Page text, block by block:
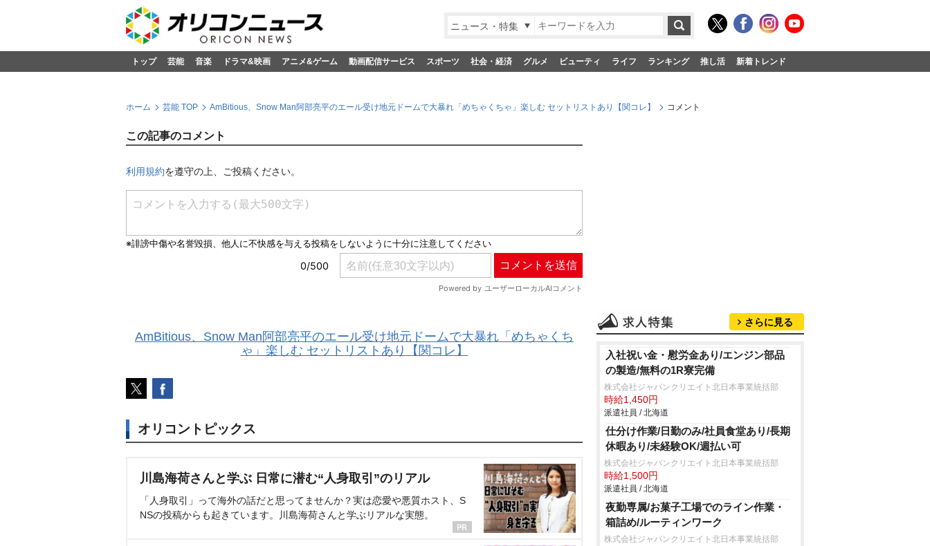
ニュース・特集
トップ 芸能 音楽 ドラマ&映画 アニメ&ゲーム 動画配信サービス スポーツ 社会・経済 グルメ ビューティ ライフ ランキング 推し活 新着トレンド
ホーム 芸能 TOP AmBitious、Snow Man阿部亮平のエール受け地元ドームで大暴れ「めちゃくちゃ」楽しむ セットリストあり【関コレ】 コメント
この記事のコメント
利用規約を遵守の上、ご投稿ください。
AmBitious、Snow Man阿部亮平のエール受け地元ドームで大暴れ「めちゃくち
ゃ」楽しむ セットリストあり【関コレ】
オリコントピックス
川島海荷さんと学ぶ 日常に潜む“人身取引”のリアル
「人身取引」って海外の話だと思ってませんか？実は恋愛や悪質ホスト、S
NSの投稿からも起きています。川島海荷さんと学ぶリアルな実態。
さらに見る
入社祝い金・慰労金あり/エンジン部品
の製造/無料の1R寮完備
株式会社ジャパンクリエイト北日本事業統括部
時給1,450円
派遣社員 / 北海道
仕分け作業/日勤のみ/社員食堂あり/長期
休暇あり/未経験OK/週払い可
株式会社ジャパンクリエイト北日本事業統括部
時給1,500円
派遣社員 / 北海道
夜勤専属/お菓子工場でのライン作業・
箱詰め/ルーティンワーク
株式会社ジャパンクリエイト北日本事業統括部